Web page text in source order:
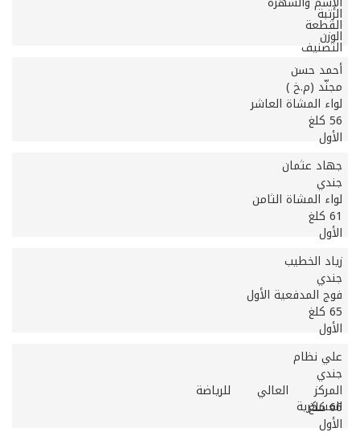
الرتبة
القطعة
الوزن
التصنيف
أحمد حسن
مجنّد (م.خ )
لواء المشاة العاشر
56 كلغ
الأول
جهاد عثمان
جندي
لواء المشاة الثامن
61 كلغ
الأول
زياد الخطيب
جندي
فوج المدفعية الأول
65 كلغ
الأول
علي نظام
جندي
المركز العالي للرياضة
العسكرية
66 كلغ
الأول